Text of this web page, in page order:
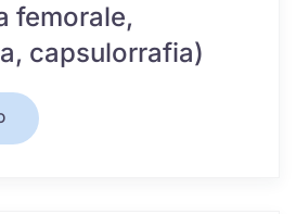
femorale,
capsulorrafia)